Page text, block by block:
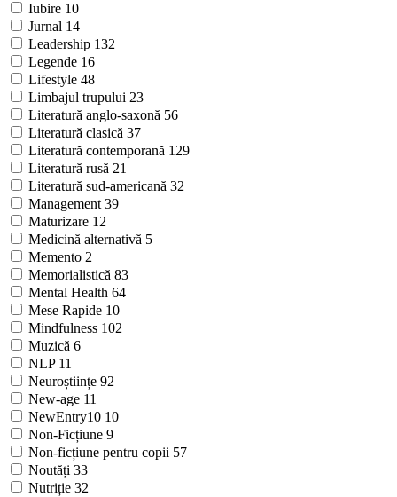
Iubire 10
Jurnal 14
Leadership 132
Legende 16
Lifestyle 48
Limbajul trupului 23
Literatură anglo-saxonă 56
Literatură clasică 37
Literatură contemporană 129
Literatură rusă 21
Literatură sud-americană 32
Management 39
Maturizare 12
Medicină alternativă 5
Memento 2
Memorialistică 83
Mental Health 64
Mese Rapide 10
Mindfulness 102
Muzică 6
NLP 11
Neuroștiințe 92
New-age 11
NewEntry10 10
Non-Ficțiune 9
Non-ficțiune pentru copii 57
Noutăți 33
Nutriție 32